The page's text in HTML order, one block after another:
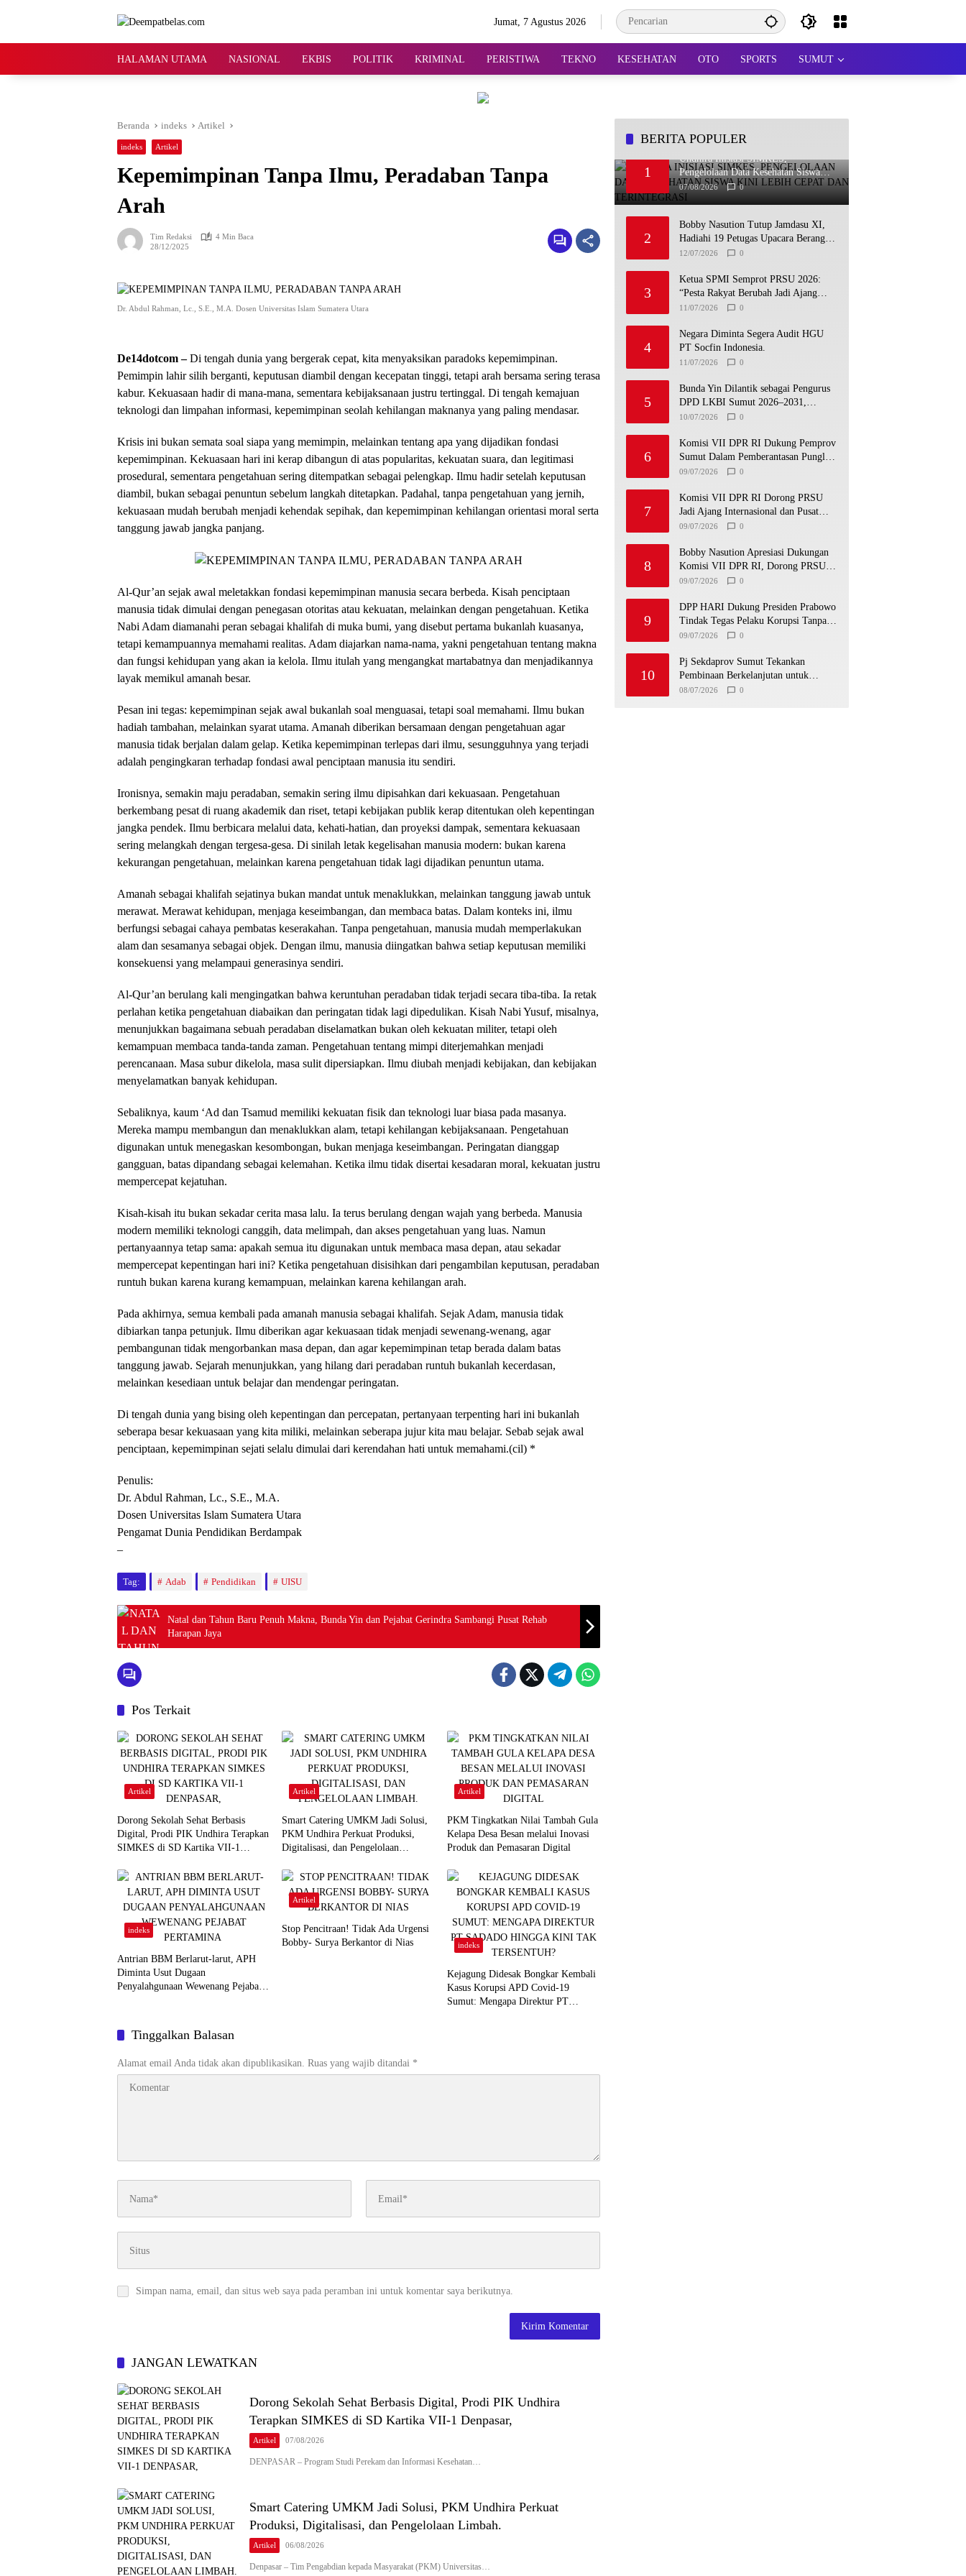
Jumat, 7 Agustus 2026
HALAMAN UTAMA NASIONAL EKBIS POLITIK KRIMINAL PERISTIWA TEKNO KESEHATAN OTO SPORTS SUMUT
Beranda indeks Artikel
indeks Artikel
Kepemimpinan Tanpa Ilmu, Peradaban Tanpa
Arah
Tim Redaksi
4 Min Baca
28/12/2025
Dr. Abdul Rahman, Lc., S.E., M.A. Dosen Universitas Islam Sumatera Utara
De14dotcom –Di tengah dunia yang bergerak cepat, kita menyaksikan paradoks kepemimpinan.
Pemimpin lahir silih berganti, keputusan diambil dengan kecepatan tinggi, tetapi arah bersama sering terasa
kabur. Kekuasaan hadir di mana-mana, sementara kebijaksanaan justru tertinggal. Di tengah kemajuan
teknologi dan limpahan informasi, kepemimpinan seolah kehilangan maknanya yang paling mendasar.
Krisis ini bukan semata soal siapa yang memimpin, melainkan tentang apa yang dijadikan fondasi
kepemimpinan. Kekuasaan hari ini kerap dibangun di atas popularitas, kekuatan suara, dan legitimasi
prosedural, sementara pengetahuan sering ditempatkan sebagai pelengkap. Ilmu hadir setelah keputusan
diambil, bukan sebagai penuntun sebelum langkah ditetapkan. Padahal, tanpa pengetahuan yang jernih,
kekuasaan mudah berubah menjadi kehendak sepihak, dan kepemimpinan kehilangan orientasi moral serta
tanggung jawab jangka panjang.
Al-Qur’an sejak awal meletakkan fondasi kepemimpinan manusia secara berbeda. Kisah penciptaan
manusia tidak dimulai dengan penegasan otoritas atau kekuatan, melainkan dengan pengetahuan. Ketika
Nabi Adam diamanahi peran sebagai khalifah di muka bumi, yang disebut pertama bukanlah kuasanya,
tetapi kemampuannya memahami realitas. Adam diajarkan nama-nama, yakni pengetahuan tentang makna
dan fungsi kehidupan yang akan ia kelola. Ilmu itulah yang mengangkat martabatnya dan menjadikannya
layak memikul amanah besar.
Pesan ini tegas: kepemimpinan sejak awal bukanlah soal menguasai, tetapi soal memahami. Ilmu bukan
hadiah tambahan, melainkan syarat utama. Amanah diberikan bersamaan dengan pengetahuan agar
manusia tidak berjalan dalam gelap. Ketika kepemimpinan terlepas dari ilmu, sesungguhnya yang terjadi
adalah pengingkaran terhadap fondasi awal penciptaan manusia itu sendiri.
Ironisnya, semakin maju peradaban, semakin sering ilmu dipisahkan dari kekuasaan. Pengetahuan
berkembang pesat di ruang akademik dan riset, tetapi kebijakan publik kerap ditentukan oleh kepentingan
jangka pendek. Ilmu berbicara melalui data, kehati-hatian, dan proyeksi dampak, sementara kekuasaan
sering melangkah dengan tergesa-gesa. Di sinilah letak kegelisahan manusia modern: bukan karena
kekurangan pengetahuan, melainkan karena pengetahuan tidak lagi dijadikan penuntun utama.
Amanah sebagai khalifah sejatinya bukan mandat untuk menaklukkan, melainkan tanggung jawab untuk
merawat. Merawat kehidupan, menjaga keseimbangan, dan membaca batas. Dalam konteks ini, ilmu
berfungsi sebagai cahaya pembatas keserakahan. Tanpa pengetahuan, manusia mudah memperlakukan
alam dan sesamanya sebagai objek. Dengan ilmu, manusia diingatkan bahwa setiap keputusan memiliki
konsekuensi yang melampaui generasinya sendiri.
Al-Qur’an berulang kali mengingatkan bahwa keruntuhan peradaban tidak terjadi secara tiba-tiba. Ia retak
perlahan ketika pengetahuan diabaikan dan peringatan tidak lagi dipedulikan. Kisah Nabi Yusuf, misalnya,
menunjukkan bagaimana sebuah peradaban diselamatkan bukan oleh kekuatan militer, tetapi oleh
kemampuan membaca tanda-tanda zaman. Pengetahuan tentang mimpi diterjemahkan menjadi
perencanaan. Masa subur dikelola, masa sulit dipersiapkan. Ilmu diubah menjadi kebijakan, dan kebijakan
menyelamatkan banyak kehidupan.
Sebaliknya, kaum ‘Ad dan Tsamud memiliki kekuatan fisik dan teknologi luar biasa pada masanya.
Mereka mampu membangun dan menaklukkan alam, tetapi kehilangan kebijaksanaan. Pengetahuan
digunakan untuk menegaskan kesombongan, bukan menjaga keseimbangan. Peringatan dianggap
gangguan, batas dipandang sebagai kelemahan. Ketika ilmu tidak disertai kesadaran moral, kekuatan justru
mempercepat kejatuhan.
Kisah-kisah itu bukan sekadar cerita masa lalu. Ia terus berulang dengan wajah yang berbeda. Manusia
modern memiliki teknologi canggih, data melimpah, dan akses pengetahuan yang luas. Namun
pertanyaannya tetap sama: apakah semua itu digunakan untuk membaca masa depan, atau sekadar
mempercepat kepentingan hari ini? Ketika pengetahuan disisihkan dari pengambilan keputusan, peradaban
runtuh bukan karena kurang kemampuan, melainkan karena kehilangan arah.
Pada akhirnya, semua kembali pada amanah manusia sebagai khalifah. Sejak Adam, manusia tidak
dibiarkan tanpa petunjuk. Ilmu diberikan agar kekuasaan tidak menjadi sewenang-wenang, agar
pembangunan tidak mengorbankan masa depan, dan agar kepemimpinan tetap berada dalam batas
tanggung jawab. Sejarah menunjukkan, yang hilang dari peradaban runtuh bukanlah kecerdasan,
melainkan kesediaan untuk belajar dan mendengar peringatan.
Di tengah dunia yang bising oleh kepentingan dan percepatan, pertanyaan terpenting hari ini bukanlah
seberapa besar kekuasaan yang kita miliki, melainkan seberapa jujur kita mau belajar. Sebab sejak awal
penciptaan, kepemimpinan sejati selalu dimulai dari kerendahan hati untuk memahami.(cil) *
Penulis:
Dr. Abdul Rahman, Lc., S.E., M.A.
Dosen Universitas Islam Sumatera Utara
Pengamat Dunia Pendidikan Berdampak
–
Tag: Adab Pendidikan UISU
Natal dan Tahun Baru Penuh Makna, Bunda Yin dan Pejabat Gerindra Sambangi Pusat Rehab
Harapan Jaya
Pos Terkait
Artikel
Dorong Sekolah Sehat Berbasis
Digital, Prodi PIK Undhira Terapkan
SIMKES di SD Kartika VII-1
Artikel
Smart Catering UMKM Jadi Solusi,
PKM Undhira Perkuat Produksi,
Digitalisasi, dan Pengelolaan
Artikel
PKM Tingkatkan Nilai Tambah Gula
Kelapa Desa Besan melalui Inovasi
Produk dan Pemasaran Digital
indeks
Antrian BBM Berlarut-larut, APH
Diminta Usut Dugaan
Penyalahgunaan Wewenang Pejabat
Artikel
Stop Pencitraan! Tidak Ada Urgensi
Bobby- Surya Berkantor di Nias
indeks
Kejagung Didesak Bongkar Kembali
Kasus Korupsi APD Covid-19
Sumut: Mengapa Direktur PT
Tinggalkan Balasan
Alamat email Anda tidak akan dipublikasikan. Ruas yang wajib ditandai *
Simpan nama, email, dan situs web saya pada peramban ini untuk komentar saya berikutnya.
JANGAN LEWATKAN
Dorong Sekolah Sehat Berbasis Digital, Prodi PIK Undhira
Terapkan SIMKES di SD Kartika VII-1 Denpasar,
Artikel 07/08/2026
DENPASAR – Program Studi Perekam dan Informasi Kesehatan…
Smart Catering UMKM Jadi Solusi, PKM Undhira Perkuat
Produksi, Digitalisasi, dan Pengelolaan Limbah.
Artikel 06/08/2026
Denpasar – Tim Pengabdian kepada Masyarakat (PKM) Universitas…
BERITA POPULER
1
Undhira Inisiasi SIMKES,
Pengelolaan Data Kesehatan Siswa
Kini Lebih Cepat dan Terintegrasi
07/08/2026 0
2
Bobby Nasution Tutup Jamdasu XI,
Hadiahi 19 Petugas Upacara Berangkat
ke Jamnas 2026
12/07/2026 0
3
Ketua SPMI Semprot PRSU 2026:
“Pesta Rakyat Berubah Jadi Ajang
Bisnis, Target 300 Ribu Pengunjung
11/07/2026 0
4
Negara Diminta Segera Audit HGU
PT Socfin Indonesia.
11/07/2026 0
5
Bunda Yin Dilantik sebagai Pengurus
DPD LKBI Sumut 2026–2031,
Tegaskan Komitmen Perkuat Toleransi
10/07/2026 0
6
Komisi VII DPR RI Dukung Pemprov
Sumut Dalam Pemberantasan Pungli
di Objek Wisata
09/07/2026 0
7
Komisi VII DPR RI Dorong PRSU
Jadi Ajang Internasional dan Pusat
Investasi Sumut
09/07/2026 0
8
Bobby Nasution Apresiasi Dukungan
Komisi VII DPR RI, Dorong PRSU
Masuk Kalender Event Nasional
09/07/2026 0
9
DPP HARI Dukung Presiden Prabowo
Tindak Tegas Pelaku Korupsi Tanpa
Tebang Pilih
09/07/2026 0
10
Pj Sekdaprov Sumut Tekankan
Pembinaan Berkelanjutan untuk
Lahirkan Generasi Qurani Berkarakter
08/07/2026 0